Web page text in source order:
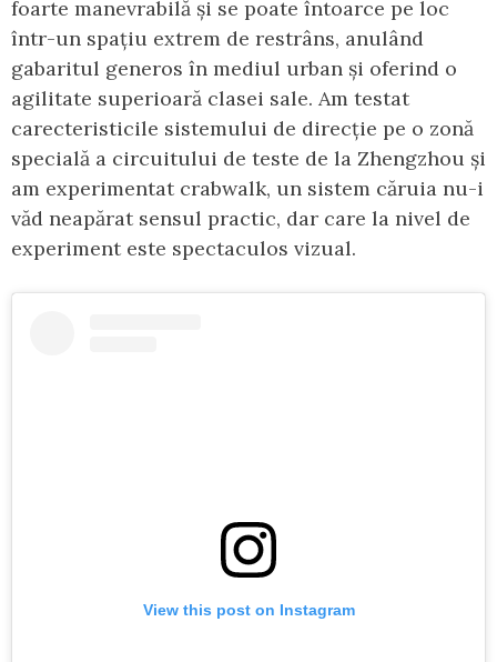
foarte manevrabilă și se poate întoarce pe loc
într-un spațiu extrem de restrâns, anulând
gabaritul generos în mediul urban și oferind o
agilitate superioară clasei sale. Am testat
carecteristicile sistemului de direcție pe o zonă
specială a circuitului de teste de la Zhengzhou și
am experimentat crabwalk, un sistem căruia nu-i
văd neapărat sensul practic, dar care la nivel de
experiment este spectaculos vizual.
View this post on Instagram